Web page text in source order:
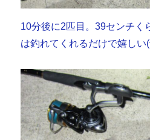
10分後に2匹目。39センチく
は釣れてくれるだけで嬉しい